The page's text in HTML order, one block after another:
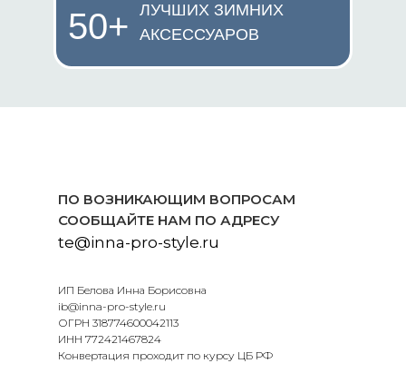
50+
ЛУЧШИХ ЗИМНИХ
АКСЕССУАРОВ
ПО ВОЗНИКАЮЩИМ ВОПРОСАМ
СООБЩАЙТЕ НАМ ПО АДРЕСУ
te@inna-pro-style.ru
ИП Белова Инна Борисовна
ib@inna-pro-style.ru
ОГРН 318774600042113
ИНН 772421467824
Конвертация проходит по курсу ЦБ РФ